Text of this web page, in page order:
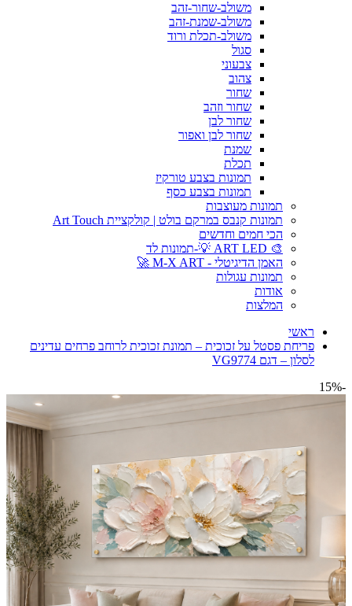
משולב-שחור-זהב
משולב-שמנת-זהב
משולב-תכלת ורוד
סגול
צבעוני
צהוב
שחור
שחור וזהב
שחור לבן
שחור לבן ואפור
שמנת
תכלת
תמונות בצבע טורקיז
תמונות בצבע כסף
תמונות מעוצבות
תמונות קנבס במרקם בולט | קולקציית Art Touch
הכי חמים וחדשים
🎨 ART LED 💡-תמונות לד
האמן הדיגיטלי - M-X ART 🚀
תמונות עגולות
אודות
המלצות
ראשי
פריחת פסטל על זכוכית – תמונת זכוכית לרוחב פרחים עדינים
לסלון – דגם VG9774
-15%